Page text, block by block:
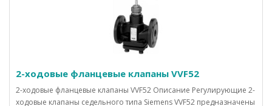
2-ходовые фланцевые клапаны VVF52
2-ходовые фланцевые клапаны VVF52 Описание Регулирующие 2-
ходовые клапаны седельного типа Siemens VVF52 предназначены